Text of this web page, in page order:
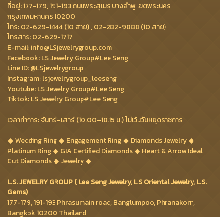
ที่อยู่: 177-179, 191-193 ถนนพระสุเมรุ บางลำพู เขตพระนคร
กรุงเทพมหานคร 10200
โทร: 02-629-1444 (10 สาย) , 02-282-9888 (10 สาย)
โทรสาร: 02-629-1717
E-mail: info@LSjewelrygroup.com
Facebook: LS Jewelry Group#Lee Seng
Line ID: @LSjewelrygroup
Instagram: lsjewelrygroup_leeseng
Youtube: LS Jewelry Group#Lee Seng
Tiktok: LS Jewelry Group#Lee Seng
เวลาทำการ: จันทร์–เสาร์ (10.00–18.15 น.) ไม่เว้นวันหยุดราชการ
Wedding Ring
Engagement Ring
Diamonds Jewelry
Platinum Ring
GIA Certified Diamonds
Heart & Arrow Ideal
Cut Diamonds
Jewelry
L.S. JEWELRY GROUP ( Lee Seng Jewelry, L.S Oriental Jewelry, L.S.
Gems)
177-179, 191-193 Phrasumain road, Banglumpoo, Phranakorn,
Bangkok 10200 Thailand